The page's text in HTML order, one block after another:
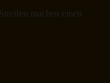
machen einen